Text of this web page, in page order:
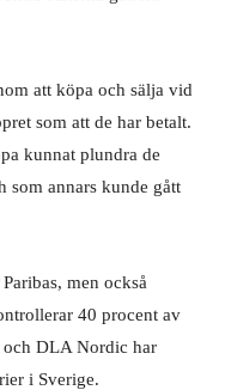
att köpa och sälja vid
som att de har betalt.
kunnat plundra de
som annars kunde gått
men också
40 procent av
och DLA Nordic har
i Sverige.